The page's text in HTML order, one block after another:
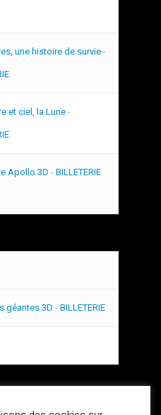
une histoire de survie -
et ciel, la Lune -
Apollo 3D - BILLETERIE
géantes 3D - BILLETERIE